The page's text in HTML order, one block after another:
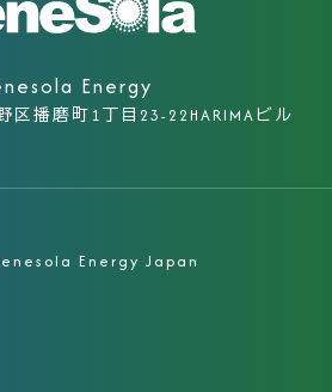
Energy
区播磨町1丁目23-22HARIMAビル
Energy Japan